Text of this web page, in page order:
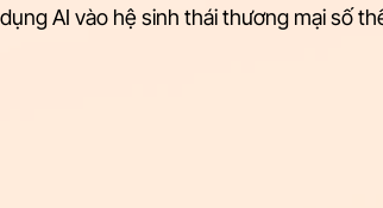
AI vào hệ sinh thái thương mại số